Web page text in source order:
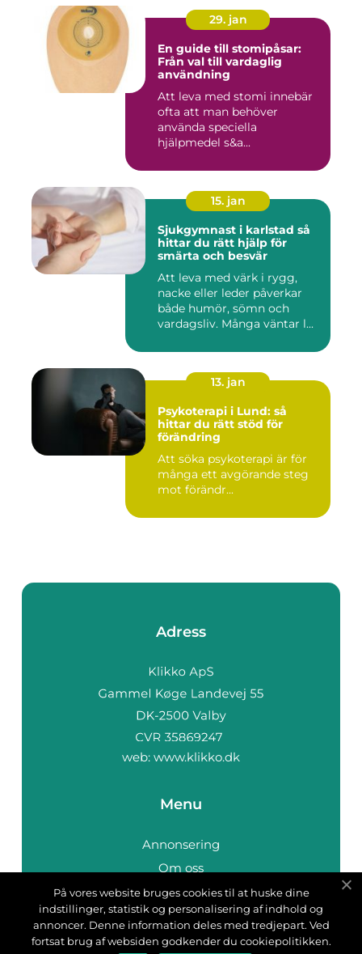
29. jan
En guide till stomipåsar:
Från val till vardaglig
användning
Att leva med stomi innebär
ofta att man behöver
använda speciella
hjälpmedel s&a...
15. jan
Sjukgymnast i karlstad så
hittar du rätt hjälp för
smärta och besvär
Att leva med värk i rygg,
nacke eller leder påverkar
både humör, sömn och
vardagsliv. Många väntar l...
13. jan
Psykoterapi i Lund: så
hittar du rätt stöd för
förändring
Att söka psykoterapi är för
många ett avgörande steg
mot förändr...
Adress
web: www.klikko.dk
Menu
Annonsering
Om oss
Cookies
Kontakta oss
Sitemap
På vores website bruges cookies til at huske dine
indstillinger, statistik og personalisering af indhold og
annoncer. Denne information deles med tredjepart. Ved
fortsat brug af websiden godkender du cookiepolitikken.